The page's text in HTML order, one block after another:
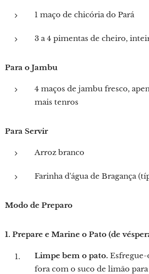
1 maço de chicória do Pará
3 a 4 pimentas de cheiro,
Para o Jambu
4 maços de jambu fresco,
mais tenros
Para Servir
Arroz branco
Farinha d'água de Bragança
Modo de Preparo
1. Prepare e Marine o Pato (de
Limpe bem o pato.
fora com o suco de limão